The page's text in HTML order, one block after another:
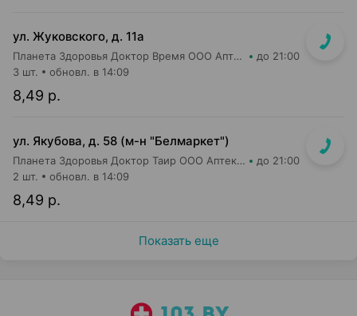
ул. Жуковского, д. 11а
Планета Здоровья Доктор Время ООО Аптека №65 до 21:00
8,49 р.
3 шт. обновл. в 14:09
ул. Якубова, д. 58 (м-н "Белмаркет")
Планета Здоровья Доктор Таир ООО Аптека №15 до 21:00
8,49 р.
2 шт. обновл. в 14:09
Показать еще